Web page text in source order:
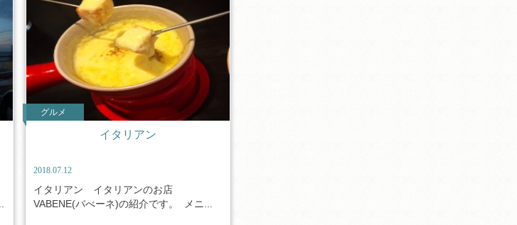
グルメ
イタリアン
2018.07.12
イタリアン イタリアンのお店
VABENE(バべーネ)の紹介です。 メニ...